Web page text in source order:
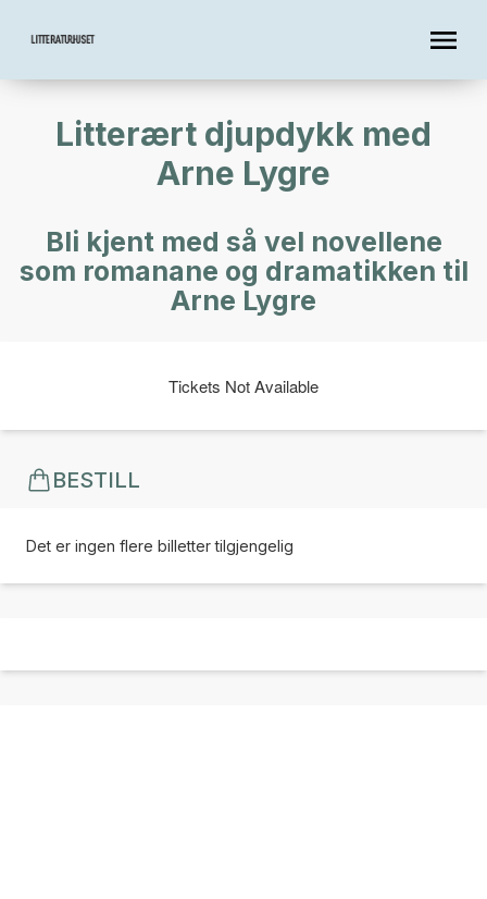
Litterært djupdykk med
Arne Lygre
Bli kjent med så vel novellene
som romanane og dramatikken til
Arne Lygre
Tickets Not Available
BESTILL
Det er ingen flere billetter tilgjengelig